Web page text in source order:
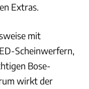
Extras.
mit
Scheinwerfern,
Bose-
wirkt der